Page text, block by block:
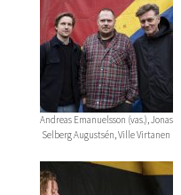
Andreas Emanuelsson (vas.), Jonas
Selberg Augustsén, Ville Virtanen